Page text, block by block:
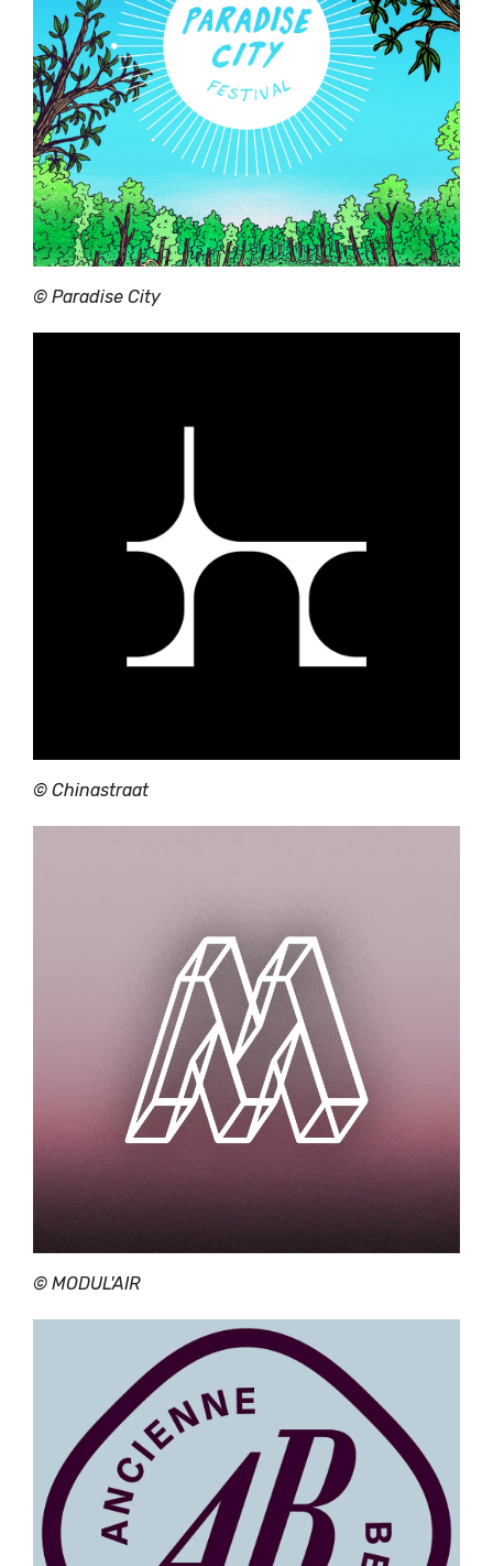
© Paradise City
© Chinastraat
© MODUL'AIR